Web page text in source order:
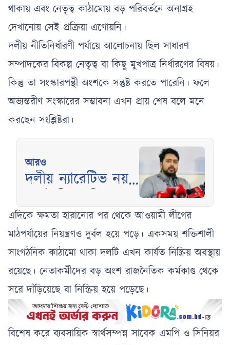
থাকায় এবং নেতৃত্ব কাঠামোয় বড় পরিবর্তনে অনাগ্রহ
দেখানোয় সেই প্রক্রিয়া এগোয়নি।
দলীয় নীতিনির্ধারণী পর্যায়ে আলোচনায় ছিল সাধারণ
সম্পাদকের বিকল্প নেতৃত্ব বা কিছু মুখপাত্র নির্ধারণের বিষয়।
কিন্তু তা সংস্কারপন্থী অংশকে সন্তুষ্ট করতে পারেনি। ফলে
অভ্যন্তরীণ সংস্কারের সম্ভাবনা এখন প্রায় শেষ বলে মনে
করছেন সংশ্লিষ্টরা।
আরও
দলীয় ন্যারেটিভ নয়,
চাইলেন নাহিদ
ইসলাম
এদিকে ক্ষমতা হারানোর পর থেকে আওয়ামী লীগের
মাঠপর্যায়ের নিয়ন্ত্রণও দুর্বল হয়ে পড়ে। একসময় শক্তিশালী
সাংগঠনিক কাঠামো থাকা দলটি এখন কার্যত নিষ্ক্রিয় অবস্থায়
রয়েছে। নেতাকর্মীদের বড় অংশ রাজনৈতিক কর্মকাণ্ড থেকে
সরে দাঁড়িয়েছে বা নিস্ক্রিয় হয়ে পড়েছে।
বিশেষ করে ব্যবসায়িক স্বার্থসম্পন্ন সাবেক এমপি ও সিনিয়র